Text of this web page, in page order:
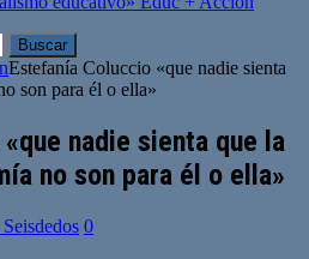
Estefanía Coluccio «que nadie sienta
son para él o ella»
nadie sienta que la
no son para él o ella»
0